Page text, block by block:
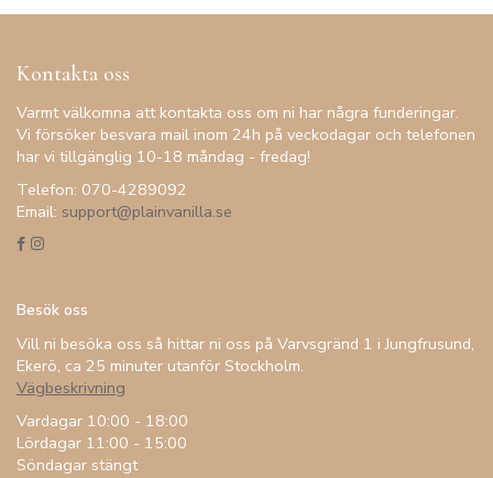
Kontakta oss
Varmt välkomna att kontakta oss om ni har några funderingar.
Vi försöker besvara mail inom 24h på veckodagar och telefonen
har vi tillgänglig 10-18 måndag - fredag!
Telefon: 070-4289092
Email: support@plainvanilla.se
Besök oss
Vill ni besöka oss så hittar ni oss på Varvsgränd 1 i Jungfrusund,
Ekerö, ca 25 minuter utanför Stockholm.
Vägbeskrivning
Vardagar 10:00 - 18:00
Lördagar 11:00 - 15:00
Söndagar stängt